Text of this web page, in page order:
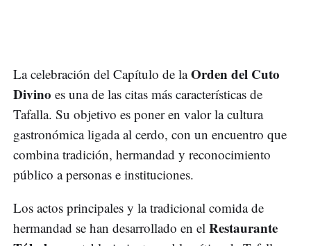
La celebración del Capítulo de laOrden del Cuto
Divino es una de las citas más características de
Tafalla. Su objetivo es poner en valor la cultura
gastronómica ligada al cerdo, con un encuentro que
combina tradición, hermandad y reconocimiento
público a personas e instituciones.
Los actos principales y la tradicional comida de
hermandad se han desarrollado en el Restaurante